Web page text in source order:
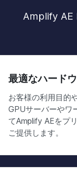
Amplify AE
最適なハード
お客様の利用目的
GPUサーバーやワ
てAmplify AEをプ
ご提供します。